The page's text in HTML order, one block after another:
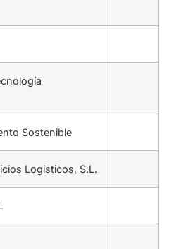
Sostenible
Logisticos, S.L.